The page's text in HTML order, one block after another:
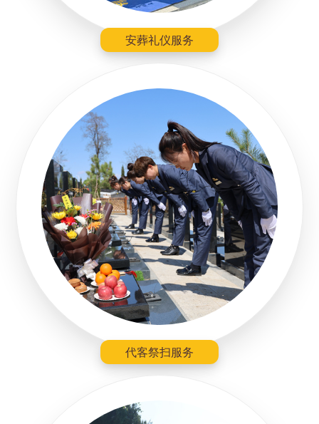
安葬礼仪服务
代客祭扫服务